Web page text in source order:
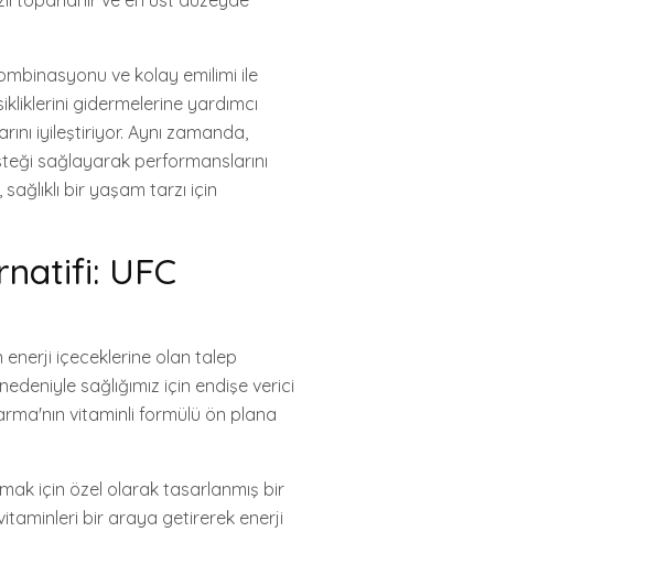
ve kolay emilimi ile
gidermelerine yardımcı
iyileştiriyor. Aynı zamanda,
sağlayarak performanslarını
bir yaşam tarzı için
UFC
enerji içeceklerine olan talep
sağlığımız için endişe verici
vitaminli formülü ön plana
için özel olarak tasarlanmış bir
bir araya getirerek enerji